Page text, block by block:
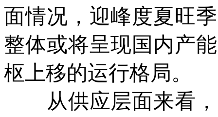
面情况，迎峰度夏旺
整体或将呈现国内产
枢上移的运行格局。
从供应层面来看，